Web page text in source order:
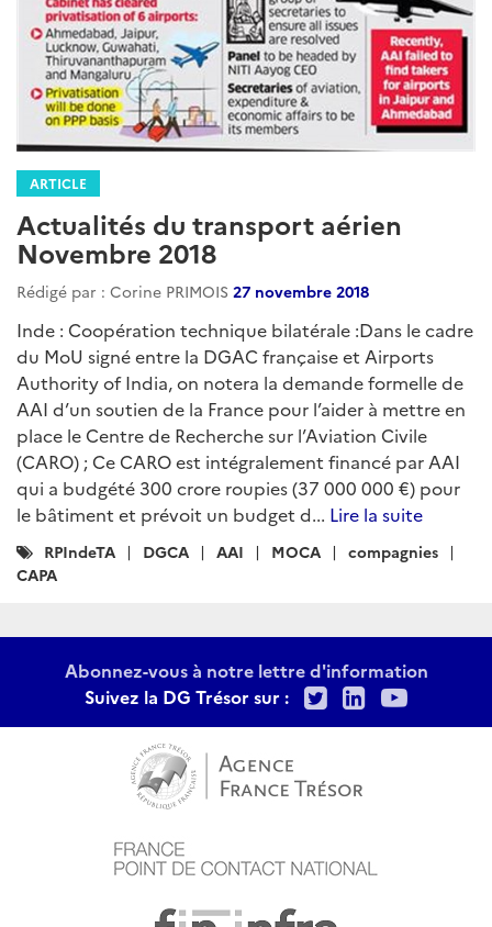
ARTICLE
Actualités du transport aérien
Novembre 2018
Rédigé par : Corine PRIMOIS 27 novembre 2018
Inde : Coopération technique bilatérale :Dans le cadre
du MoU signé entre la DGAC française et Airports
Authority of India, on notera la demande formelle de
AAI d’un soutien de la France pour l’aider à mettre en
place le Centre de Recherche sur l’Aviation Civile
(CARO) ; Ce CARO est intégralement financé par AAI
qui a budgété 300 crore roupies (37 000 000 €) pour
le bâtiment et prévoit un budget d... Lire la suite
Catégories
:
RPIndeTA DGCA AAI MOCA
compagnies
CAPA
Abonnez-vous à notre lettre d'information
Suivez la DG Trésor sur :
TwitterLinkedIn